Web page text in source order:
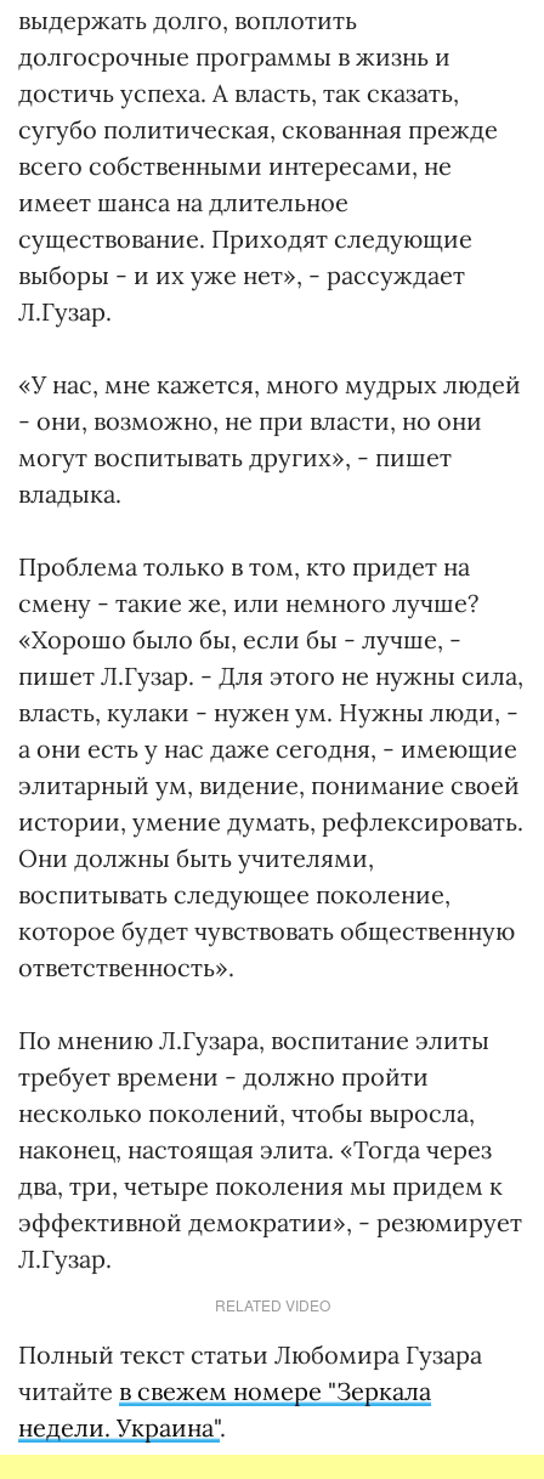
выдержать долго, воплотить
долгосрочные программы в жизнь и
достичь успеха. А власть, так сказать,
сугубо политическая, скованная прежде
всего собственными интересами, не
имеет шанса на длительное
существование. Приходят следующие
выборы - и их уже нет», - рассуждает
Л.Гузар.
«У нас, мне кажется, много мудрых людей
- они, возможно, не при власти, но они
могут воспитывать других», - пишет
владыка.
Проблема только в том, кто придет на
смену - такие же, или немного лучше?
«Хорошо было бы, если бы - лучше, -
пишет Л.Гузар. - Для этого не нужны сила,
власть, кулаки - нужен ум. Нужны люди, -
а они есть у нас даже сегодня, - имеющие
элитарный ум, видение, понимание своей
истории, умение думать, рефлексировать.
Они должны быть учителями,
воспитывать следующее поколение,
которое будет чувствовать общественную
ответственность».
По мнению Л.Гузара, воспитание элиты
требует времени - должно пройти
несколько поколений, чтобы выросла,
наконец, настоящая элита. «Тогда через
два, три, четыре поколения мы придем к
эффективной демократии», - резюмирует
Л.Гузар.
RELATED VIDEO
Полный текст статьи Любомира Гузара
читайте в свежем номере "Зеркала
недели. Украина".